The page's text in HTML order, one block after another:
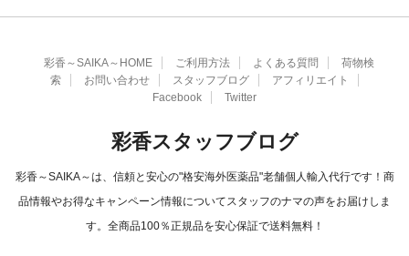
彩香～SAIKA～HOME ご利用方法 よくある質問
荷物検
索
お問い合わせ スタッフブログ
アフィリエイト
Facebook
Twitter
彩香スタッフブログ
彩香～SAIKA～は、信頼と安心の"格安海外医薬品"老舗個人輸入代行です！商
品情報やお得なキャンペーン情報についてスタッフのナマの声をお届けしま
す。全商品100％正規品を安心保証で送料無料！